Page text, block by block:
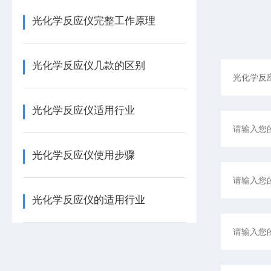
光化学反应仪完整工作原理
光化学反应仪几款的区别
光化学反应仪适用行业
光化学反应仪使用步骤
光化学反应仪的适用行业